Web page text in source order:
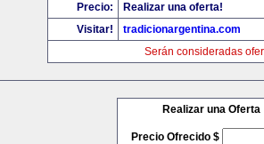
Precio:
Realizar una oferta!
Visitar!
tradicionargentina.com
Serán consideradas
Realizar una Oferta
Precio Ofrecido $